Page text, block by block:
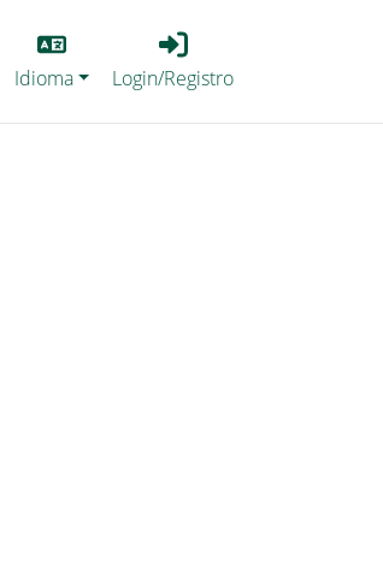
Lang
Idioma
Login_Registro
Login/Registro